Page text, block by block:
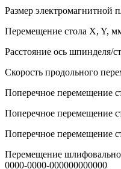
Размер электромагнитной
Перемещение стола X, Y,
Расстояние ось шпинделя/
Скорость продольного
Поперечное перемещение
Поперечное перемещение
Поперечное перемещение
Перемещение
0000-0000-000000000000